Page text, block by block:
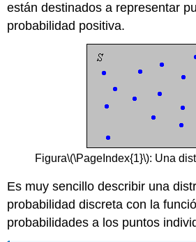
Zeta
Distribución
están destinados a representar
probabilidad positiva.
Figura\(\PageIndex{1}\): Una
Es muy sencillo describir una
probabilidad discreta con la
probabilidades a los puntos